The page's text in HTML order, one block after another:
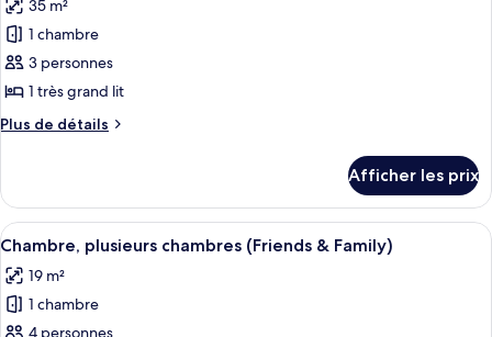
photos
pour
ce
type
chambre :
35 m²
1 chambre
3 personnes
1 très grand lit
Plus de détails
Plus
Suite
Afficher les prix
Afficher
toutes
les
photos
Un lit avec du linge de lit blanc, une
2
Chambre, plusieurs chambres (Friends & Family)
19 m²
1 chambre
4 personnes